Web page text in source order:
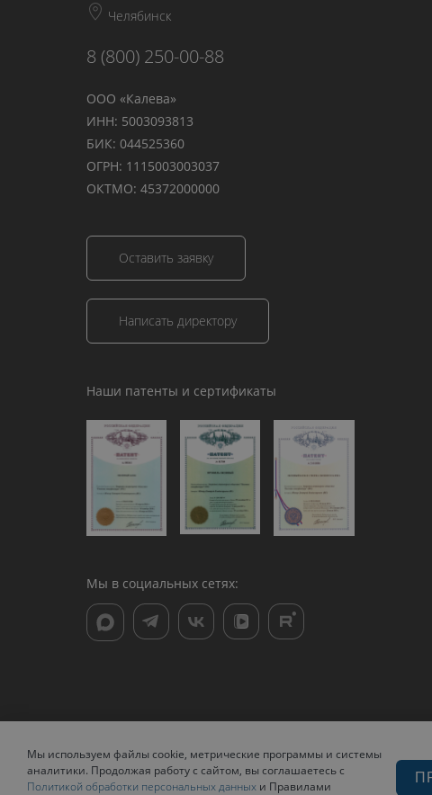
Челябинск
8 (800) 250-00-88
ООО «Калева»
ИНН: 5003093813
БИК: 044525360
ОГРН: 1115003003037
ОКТМО: 45372000000
Оставить заявку
Написать директору
Наши патенты и сертификаты
Мы в социальных сетях:
© 2026 Kaleva. Все права защищены, копирование
Мы используем файлы cookie, метрические программы и системы
аналитики. Продолжая работу с сайтом, вы соглашаетесь с
Политикой обработки персональных данных и Правилами